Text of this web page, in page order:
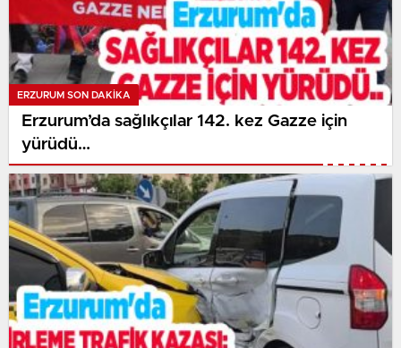
ERZURUM SON DAKİKA
Erzurum’da sağlıkçılar 142. kez Gazze için
yürüdü…